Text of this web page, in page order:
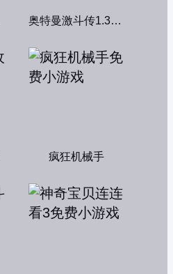
奥特曼激斗传1.3双人无敌版
疯狂机械手